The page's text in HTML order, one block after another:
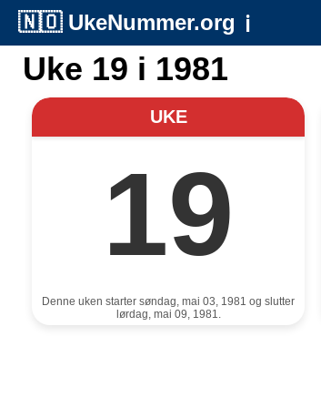
🇳🇴 UkeNummer.org ℹ️
Uke 19 i 1981
UKE
19
Denne uken starter søndag, mai 03, 1981 og slutter
lørdag, mai 09, 1981.